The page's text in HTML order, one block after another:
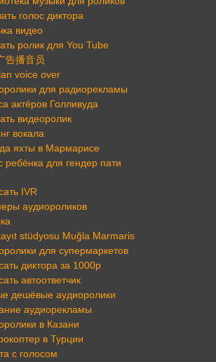
голос диктора
видео
ролик для You Tube
告播音员
voice over
для радиорекламы
актёров Голливуда
видеоролик
вокала
яхты в Мармарисе
ребёнка для гендер пати
IVR
аудиороликов
stüdyosu Muğla Marmaris
для супермаркетов
диктора за 1000р
автоответчик
дешёвые аудиоролики
аудиорекламы
в Казани
в Турции
с голосом